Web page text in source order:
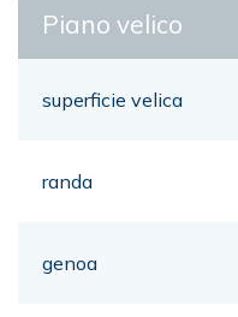
Piano velico
superficie velica
randa
genoa